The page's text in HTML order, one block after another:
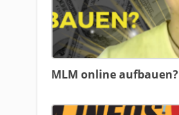
MLM online aufbauen?